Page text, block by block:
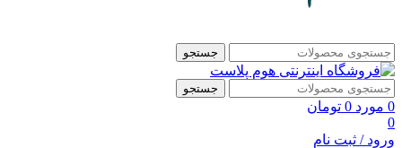
جستجو
جستجو
0 مورد 0 تومان
0
ورود / ثبت نام